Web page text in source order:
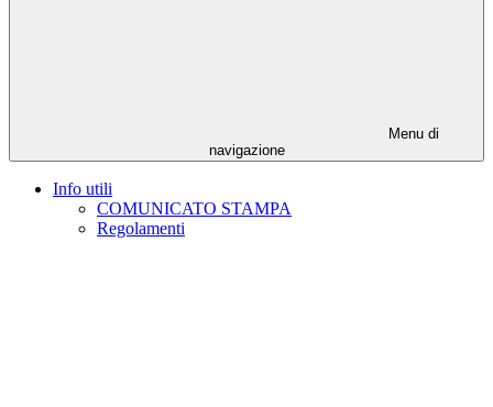
Menu di
navigazione
Info utili
COMUNICATO STAMPA
Regolamenti